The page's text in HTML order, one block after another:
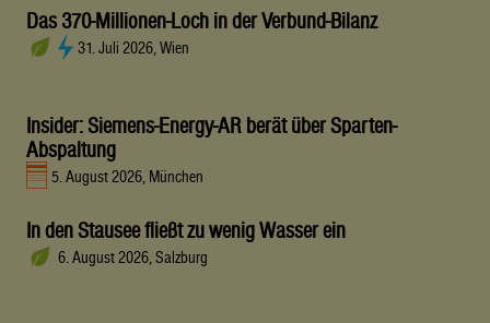
Das 370-Millionen-Loch in der Verbund-Bilanz
31. Juli 2026, Wien
Insider: Siemens-Energy-AR berät über Sparten-
Abspaltung
5. August 2026, München
In den Stausee fließt zu wenig Wasser ein
6. August 2026, Salzburg